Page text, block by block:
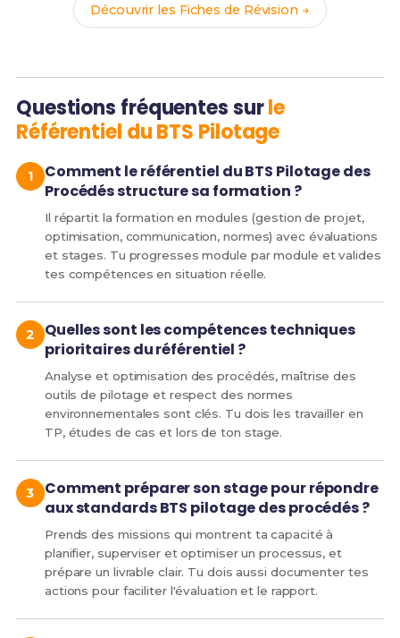
Découvrir les Fiches de Révision →
Questions fréquentes surle
Référentiel du BTS Pilotage
Comment le référentiel du BTS Pilotage des
Procédés structure sa formation ?
Il répartit la formation en modules (gestion de projet,
optimisation, communication, normes) avec évaluations
et stages. Tu progresses module par module et valides
tes compétences en situation réelle.
Quelles sont les compétences techniques
prioritaires du référentiel ?
Analyse et optimisation des procédés, maîtrise des
outils de pilotage et respect des normes
environnementales sont clés. Tu dois les travailler en
TP, études de cas et lors de ton stage.
Comment préparer son stage pour répondre
aux standards BTS pilotage des procédés ?
Prends des missions qui montrent ta capacité à
planifier, superviser et optimiser un processus, et
prépare un livrable clair. Tu dois aussi documenter tes
actions pour faciliter l'évaluation et le rapport.